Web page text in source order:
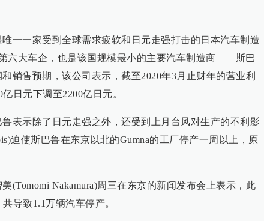
一一家受到全球需求疲软和日元走强打击的日本汽车制造
六大车企，也是该国规模最小的主要汽车制造商——斯巴
销售预期，该公司表示，截至2020年3月止财年的营业利
日元下调至2200亿日元。
表示除了日元走强之外，还受到上月台风对生产的不利影
迫使斯巴鲁在东京以北的Gumna的工厂停产一周以上，原
(Tomomi Nakamura)周三在东京的新闻发布会上表示，此
导致1.1万辆汽车停产。